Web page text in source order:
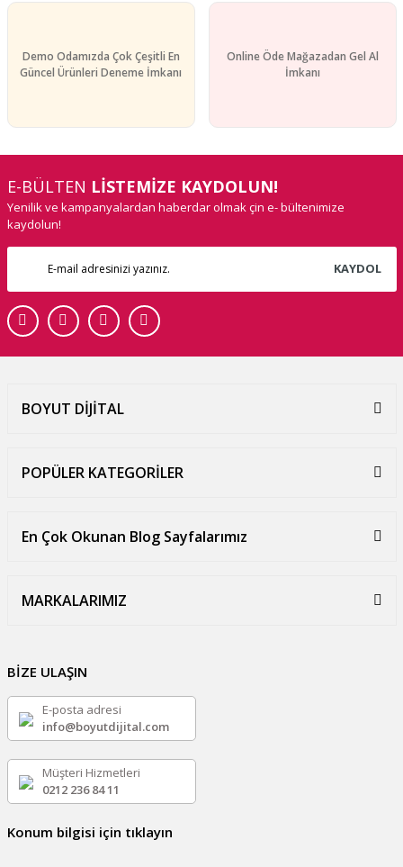
Demo Odamızda Çok Çeşitli En
Güncel Ürünleri Deneme İmkanı
Online Öde Mağazadan Gel Al
İmkanı
E-BÜLTEN LİSTEMİZE KAYDOLUN!
Yenilik ve kampanyalardan haberdar olmak çin e- bültenimize
kaydolun!
KAYDOL
BOYUT DİJİTAL
POPÜLER KATEGORİLER
En Çok Okunan Blog Sayfalarımız
MARKALARIMIZ
BİZE ULAŞIN
E-posta adresi
info@boyutdijital.com
Müşteri Hizmetleri
0212 236 84 11
Konum bilgisi için tıklayın